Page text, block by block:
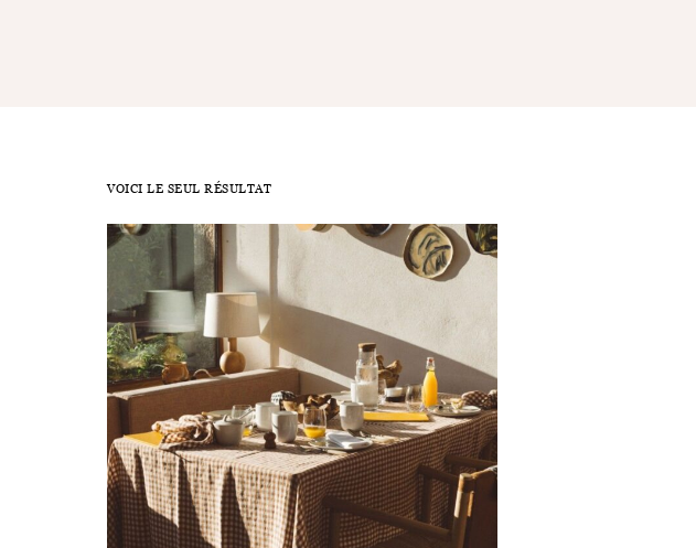
VOICI LE SEUL RÉSULTAT